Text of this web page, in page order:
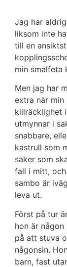
Jag har
liksom inte
till en
min smalfeta
Men jag har
extra när min
killräcklighet
utmynnar i
snabbare,
kastrull som
saker som
fall i mitt, och
sambo är
leva ut.
Först på tur
hon är
på att stuva
någonsin.
barn, fast